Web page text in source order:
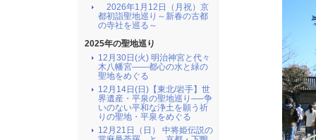
2026年1月12日（月祝）京
都初詣聖地巡り～新春の古都
の寺社を巡る～
2025年の聖地巡り
12月30日(火) 明治神宮と代々
木八幡宮――都心の水と緑の
聖地をめぐる
12月14日(日)【東北/岩手】世
界遺産・平泉の聖地巡り──争
いのない平和な浄土を願う祈
りの聖地・平泉をめぐる
12月21日（日） 中将姫伝説の